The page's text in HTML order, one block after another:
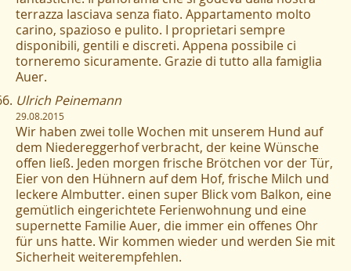
terrazza lasciava senza fiato. Appartamento molto
carino, spazioso e pulito. I proprietari sempre
disponibili, gentili e discreti. Appena possibile ci
torneremo sicuramente. Grazie di tutto alla famiglia
Auer.
Ulrich Peinemann
29.08.2015
Wir haben zwei tolle Wochen mit unserem Hund auf
dem Niedereggerhof verbracht, der keine Wünsche
offen ließ. Jeden morgen frische Brötchen vor der Tür,
Eier von den Hühnern auf dem Hof, frische Milch und
leckere Almbutter. einen super Blick vom Balkon, eine
gemütlich eingerichtete Ferienwohnung und eine
supernette Familie Auer, die immer ein offenes Ohr
für uns hatte. Wir kommen wieder und werden Sie mit
Sicherheit weiterempfehlen.